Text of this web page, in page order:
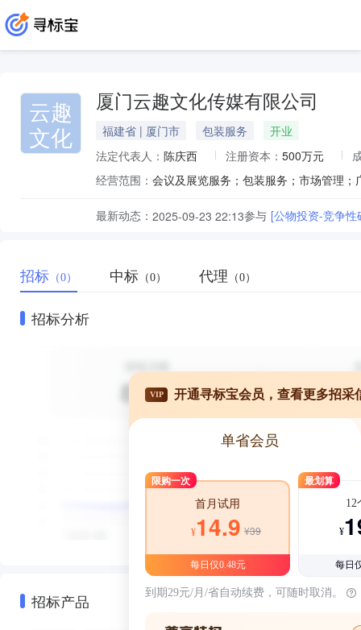
云趣
文化
厦门云趣文化传媒有限公司
福建省 | 厦门市 包装服务
开业
法定代表人： 陈庆西 注册资本： 500万元
经营范围：
最新动态： 2025-09-23 22:13参与 [公物投资-竞争
招标 （0） 中标 （0） 代理 （0）
招标分析
招标产品
VIP 开通寻标宝会员，查看更多招采
单省会员
限购一次
首月试用
¥14.9 ¥39
每日仅0.48元
最划算
12
¥
每日
到期29元/月/省自动续费，可随时取消。